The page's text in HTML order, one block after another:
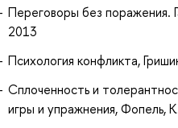
Переговоры без поражения.
2013
Психология конфликта,
Сплоченность и
игры и упражнения, Фопель,